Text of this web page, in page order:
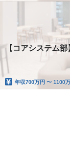
【コアシステム
年収700万円 〜 1100